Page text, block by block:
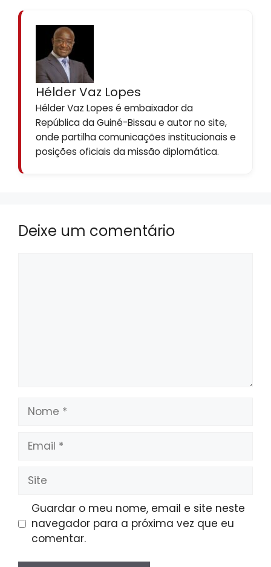
Hélder Vaz Lopes
Hélder Vaz Lopes é embaixador da
República da Guiné-Bissau e autor no site,
onde partilha comunicações institucionais e
posições oficiais da missão diplomática.
Deixe um comentário
Nome
Email
Site
Guardar o meu nome, email e site neste
navegador para a próxima vez que eu
comentar.